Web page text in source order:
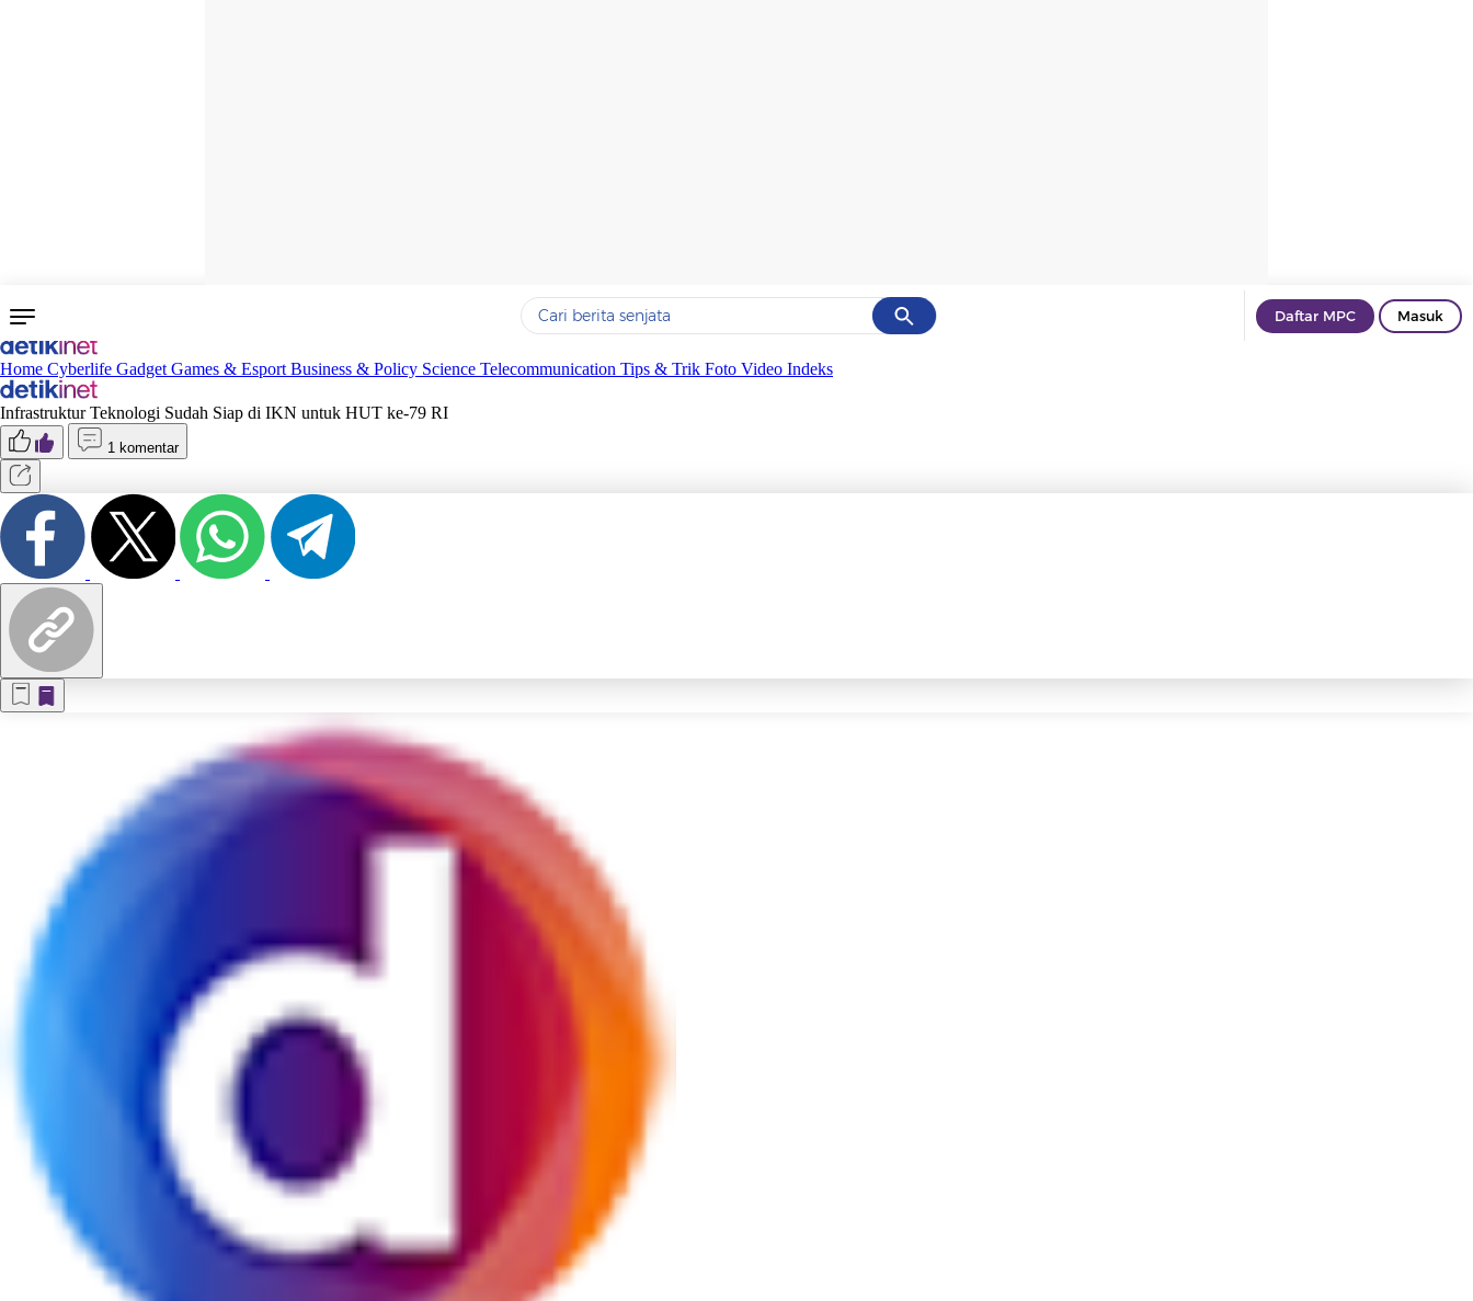
Cancel
Yang sedang ramai dicari
Terakhir yang dicari
Daftar MPC Masuk
Home Cyberlife Gadget Games & Esport Business & Policy Science Telecommunication Tips & Trik Foto Video Indeks
Infrastruktur Teknologi Sudah Siap di IKN untuk HUT ke-79 RI
1 komentar